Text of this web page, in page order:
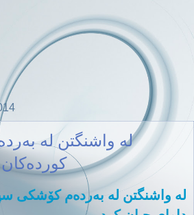
لە واشنگتن لە
لە واشنگتن لە بەردەم کۆشکی